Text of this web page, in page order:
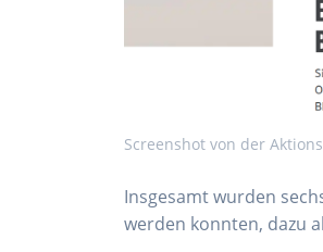
Screenshot von der
Insgesamt wurden
werden konnten, dazu